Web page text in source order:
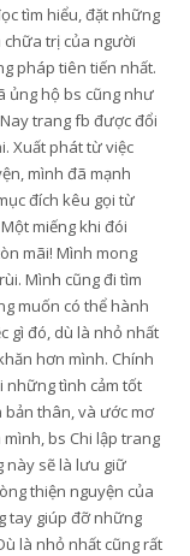
tìm hiểu, đặt những
chữa trị của người
pháp tiên tiến nhất.
ủng hộ bs cũng như
trang fb được đổi
Xuất phát từ việc
mình đã mạnh
đích kêu gọi từ
miếng khi đói
mãi! Mình mong
Mình cũng đi tìm
muốn có thể hành
gì đó, dù là nhỏ nhất
hơn mình. Chính
những tình cảm tốt
bản thân, và ước mơ
bs Chi lập trang
này sẽ là lưu giữ
thiện nguyện của
tay giúp đỡ những
là nhỏ nhất cũng rất